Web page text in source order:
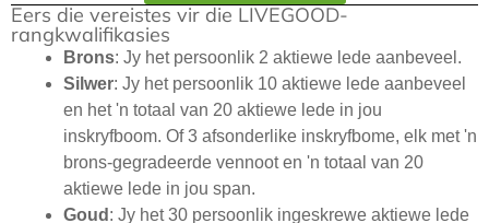
Eers die vereistes vir die LIVEGOOD-
rangkwalifikasies
Brons: Jy het persoonlik 2 aktiewe lede aanbeveel.
Silwer: Jy het persoonlik 10 aktiewe lede aanbeveel
en het 'n totaal van 20 aktiewe lede in jou
inskryfboom. Of 3 afsonderlike inskryfbome, elk met 'n
brons-gegradeerde vennoot en 'n totaal van 20
aktiewe lede in jou span.
Goud : Jy het 30 persoonlik ingeskrewe aktiewe lede